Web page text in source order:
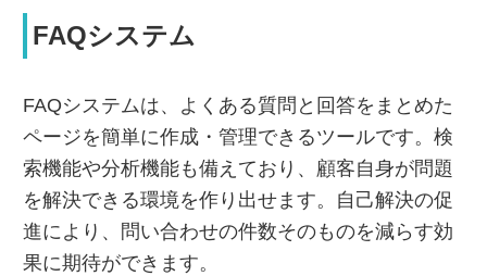
FAQシステム
FAQシステムは、よくある質問と回答をまとめた
ページを簡単に作成・管理できるツールです。検
索機能や分析機能も備えており、顧客自身が問題
を解決できる環境を作り出せます。自己解決の促
進により、問い合わせの件数そのものを減らす効
果に期待ができます。